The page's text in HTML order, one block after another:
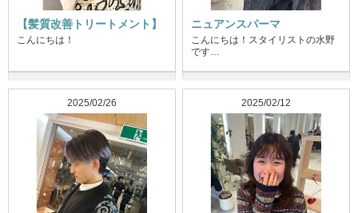
【髪質改善トリートメント】
こんにちは！
ニュアンスパーマ
こんにちは！スタイリストの水野
です…
2025/02/26 2025/02/12